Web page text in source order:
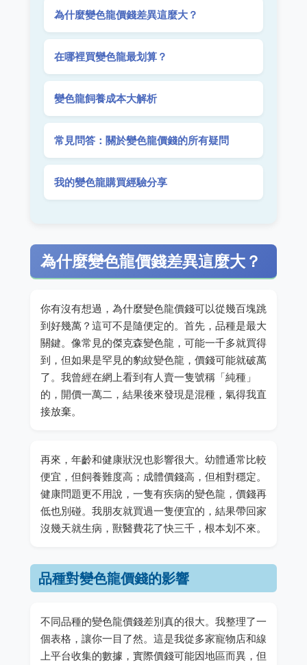
為什麼變色龍價錢差異這麼大？
在哪裡買變色龍最划算？
變色龍飼養成本大解析
常見問答：關於變色龍價錢的所有疑問
我的變色龍購買經驗分享
為什麼變色龍價錢差異這麼大？
你有沒有想過，為什麼變色龍價錢可以從幾百塊跳
到好幾萬？這可不是隨便定的。首先，品種是最大
關鍵。像常見的傑克森變色龍，可能一千多就買得
到，但如果是罕見的豹紋變色龍，價錢可能就破萬
了。我曾經在網上看到有人賣一隻號稱「純種」
的，開價一萬二，結果後來發現是混種，氣得我直
接放棄。
再來，年齡和健康狀況也影響很大。幼體通常比較
便宜，但飼養難度高；成體價錢高，但相對穩定。
健康問題更不用說，一隻有疾病的變色龍，價錢再
低也別碰。我朋友就買過一隻便宜的，結果帶回家
沒幾天就生病，獸醫費花了快三千，根本划不來。
品種對變色龍價錢的影響
不同品種的變色龍價錢差別真的很大。我整理了一
個表格，讓你一目了然。這是我從多家寵物店和線
上平台收集的數據，實際價錢可能因地區而異，但